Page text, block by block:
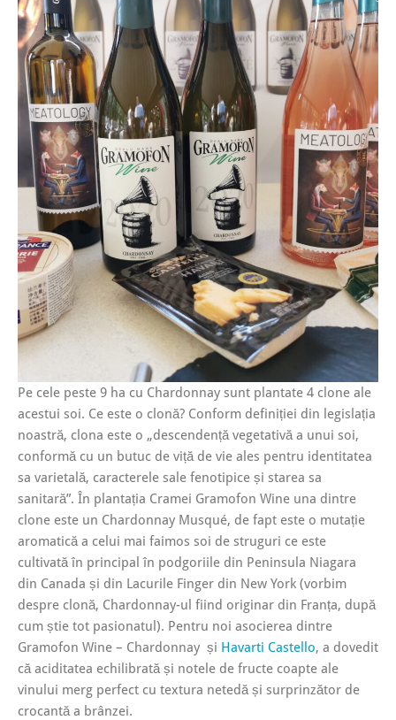
Pe cele peste 9 ha cu Chardonnay sunt plantate 4 clone ale
acestui soi. Ce este o clonă? Conform definiției din legislația
noastră, clona este o „descendență vegetativă a unui soi,
conformă cu un butuc de viță de vie ales pentru identitatea
sa varietală, caracterele sale fenotipice și starea sa
sanitară”. În plantația Cramei Gramofon Wine una dintre
clone este un Chardonnay Musqué, de fapt este o mutație
aromatică a celui mai faimos soi de struguri ce este
cultivată în principal în podgoriile din Peninsula Niagara
din Canada și din Lacurile Finger din New York (vorbim
despre clonă, Chardonnay-ul fiind originar din Franța, după
cum știe tot pasionatul). Pentru noi asocierea dintre
Gramofon Wine – Chardonnay și Havarti Castello, a dovedit
că aciditatea echilibrată și notele de fructe coapte ale
vinului merg perfect cu textura netedă și surprinzător de
crocantă a brânzei.